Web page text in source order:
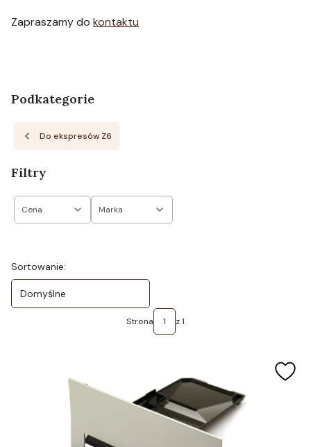
Zapraszamy do kontaktu
Podkategorie
Do ekspresów Z6
Filtry
Cena Marka
Lista produktów
Sortowanie:
Domyślne
Strona z 1